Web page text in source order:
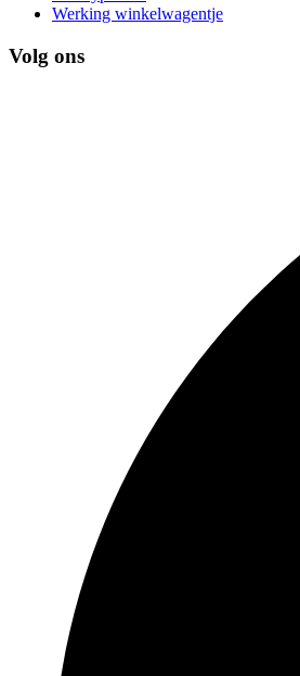
Werking winkelwagentje
Volg ons